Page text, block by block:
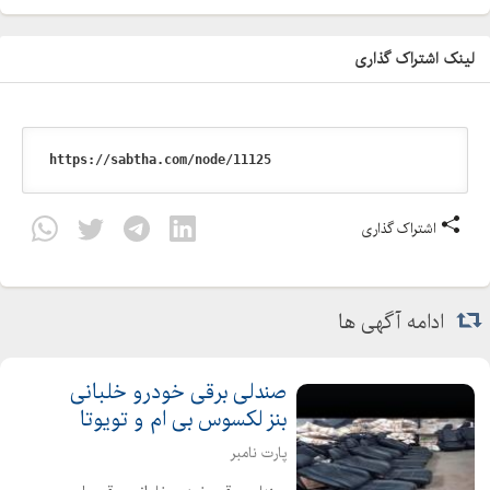
قطعات صنعتی
دستگاه فنر سازی
فنر فروشی
فنر
فنرفشاری
فنر شاخکدار
فنر CNC
واشر کیلینگریت
واشر لاستیکی
واشر های فلنچ
دستگاه cnc فنر
لینک اشتراک گذاری
اشتراک گذاری
ادامه آگهی ها
صندلی برقی خودرو خلبانی
بنز لکسوس بی ام‌ و تویوتا
پارت نامبر